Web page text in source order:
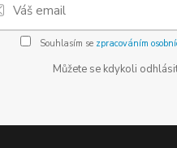
Souhlasím se zpracováním
Můžete se kdykoli